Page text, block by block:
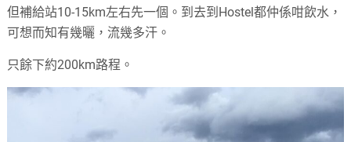
但補給站10-15km左右先一個。到去到Hostel都仲係咁飲水，
可想而知有幾曬，流幾多汗。
只餘下約200km路程。